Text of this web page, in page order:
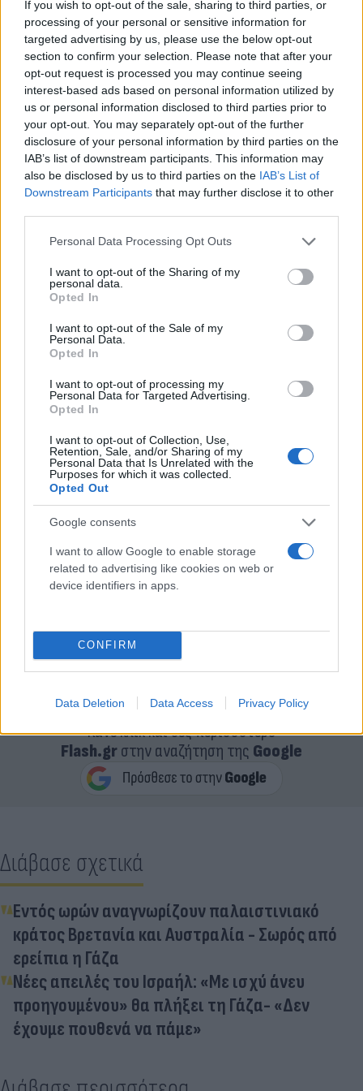
If you wish to opt-out of the sale, sharing to third parties, or
processing of your personal or sensitive information for
targeted advertising by us, please use the below opt-out
section to confirm your selection. Please note that after your
opt-out request is processed you may continue seeing
interest-based ads based on personal information utilized by
us or personal information disclosed to third parties prior to
your opt-out. You may separately opt-out of the further
disclosure of your personal information by third parties on the
IAB’s list of downstream participants. This information may
also be disclosed by us to third parties on the IAB’s List of
Downstream Participants that may further disclose it to other
Please note that this website/app uses one or more Google
not limited to your visit or usage behaviour. You may click to
grant or deny consent to Google and its third-party tags to
use your data for below specified purposes in below Google
consent section.
Personal Data Processing Opt Outs
I want to opt-out of the Sharing of my
personal data.
Opted In
I want to opt-out of the Sale of my
Personal Data.
Opted In
I want to opt-out of processing my
Personal Data for Targeted Advertising.
Opted In
I want to opt-out of Collection, Use,
Retention, Sale, and/or Sharing of my
Personal Data that Is Unrelated with the
Purposes for which it was collected.
Opted Out
Google consents
I want to allow Google to enable storage
related to advertising like cookies on web or
device identifiers in apps.
CONFIRM
Data Deletion Data Access Privacy Policy
«Μόλις φτάσαμε... βομβαρδισμοί μετά από
βομβαρδισμούς, με Apache, F-35, F-16... κάθε
είδους όπλα μας επιτίθενται από παντού γύρω από
το νοσοκομείο. Ο αριθμός των ασθενών και των
πτωμάτων που φτάνουν είναι εξωφρενικός.
Διαβάστε περισσότερα στο news4health
Κάνε κλικ και δες περισσότερο
Flash.grστην αναζήτηση της Google
Διάβασε σχετικά
Εντός ωρών αναγνωρίζουν παλαιστινιακό
κράτος Βρετανία και Αυστραλία - Σωρός από
ερείπια η Γάζα
Νέες απειλές του Ισραήλ: «Με ισχύ άνευ
προηγουμένου» θα πλήξει τη Γάζα- «Δεν
έχουμε πουθενά να πάμε»